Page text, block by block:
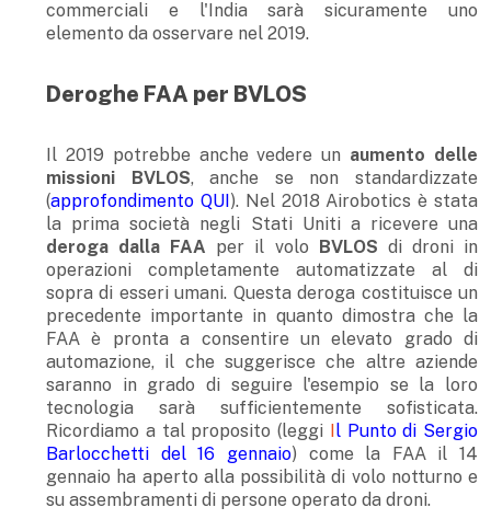
commerciali e l'India sarà sicuramente uno
elemento da osservare nel 2019.
Deroghe FAA per BVLOS
Il 2019 potrebbe anche vedere un aumento delle
missioni BVLOS, anche se non standardizzate
(approfondimento QUI). Nel 2018 Airobotics è stata
la prima società negli Stati Uniti a ricevere una
deroga dalla FAA per il volo BVLOS di droni in
operazioni completamente automatizzate al di
sopra di esseri umani. Questa deroga costituisce un
precedente importante in quanto dimostra che la
FAA è pronta a consentire un elevato grado di
automazione, il che suggerisce che altre aziende
saranno in grado di seguire l'esempio se la loro
tecnologia sarà sufficientemente sofisticata.
Ricordiamo a tal proposito (leggi Il Punto di Sergio
Barlocchetti del 16 gennaio) come la FAA il 14
gennaio ha aperto alla possibilità di volo notturno e
su assembramenti di persone operato da droni.